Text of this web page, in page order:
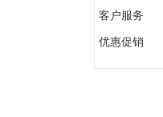
客户服务
优惠促销